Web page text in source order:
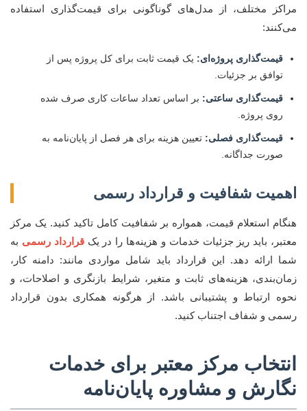
مراکز مختلف، از مدل‌های گوناگونی برای قیمت‌گذاری استفاده
می‌کنند:
قیمت‌گذاری پروژه‌ای: یک قیمت ثابت برای کل پروژه پس از
توافق بر جزئیات.
قیمت‌گذاری ساعتی: بر اساس تعداد ساعات کاری صرف شده
روی پروژه.
قیمت‌گذاری فصلی: تعیین هزینه برای هر فصل از پایان‌نامه به
صورت جداگانه.
اهمیت شفافیت و قرارداد رسمی
هنگام استعلام قیمت، همواره بر شفافیت کامل تاکید کنید. یک مرکز
معتبر، باید ریز جزئیات خدمات و هزینه‌ها را در یکقرارداد رسمی به
شما ارائه دهد. این قرارداد باید شامل مواردی مانند: دامنه کار،
زمان‌بندی، هزینه‌های ثابت و متغیر، شرایط بازنگری و اصلاحات، و
نحوه ارتباط و پشتیبانی باشد. از هرگونه همکاری بدون قرارداد
رسمی و شفاف اجتناب کنید.
انتخاب مرکز معتبر برای خدمات
نگارش و مشاوره پایان‌نامه